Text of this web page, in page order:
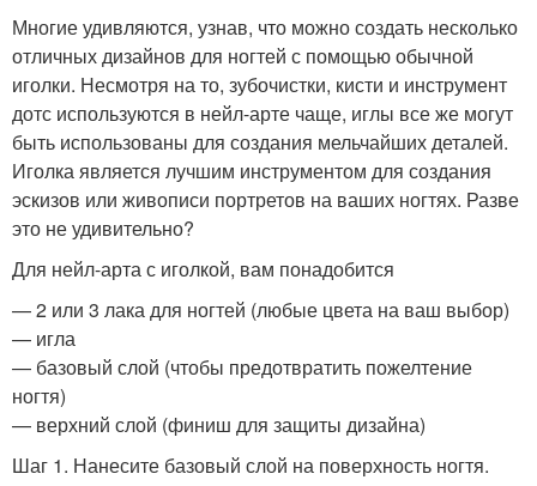
Многие удивляются, узнав, что можно создать несколько
отличных дизайнов для ногтей с помощью обычной
иголки. Несмотря на то, зубочистки, кисти и инструмент
дотс используются в нейл-арте чаще, иглы все же могут
быть использованы для создания мельчайших деталей.
Иголка является лучшим инструментом для создания
эскизов или живописи портретов на ваших ногтях. Разве
это не удивительно?
Для нейл-арта с иголкой, вам понадобится
— 2 или 3 лака для ногтей (любые цвета на ваш выбор)
— игла
— базовый слой (чтобы предотвратить пожелтение
ногтя)
— верхний слой (финиш для защиты дизайна)
Шаг 1. Нанесите базовый слой на поверхность ногтя.